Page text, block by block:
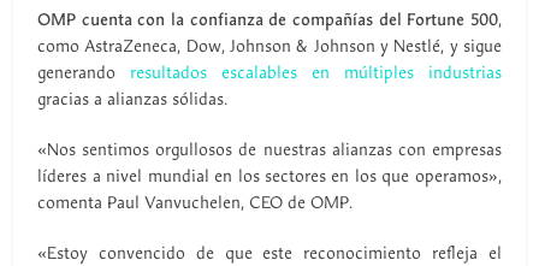
OMP cuenta con la confianza de compañías del Fortune 500,
como AstraZeneca, Dow, Johnson & Johnson y Nestlé, y sigue
generando resultados escalables en múltiples industrias
gracias a alianzas sólidas.
«Nos sentimos orgullosos de nuestras alianzas con empresas
líderes a nivel mundial en los sectores en los que operamos»,
comenta Paul Vanvuchelen, CEO de OMP.
«Estoy convencido de que este reconocimiento refleja el